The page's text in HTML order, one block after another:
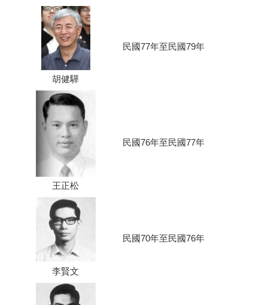
胡健驊
民國77年至民國79年
王正松
民國76年至民國77年
李賢文
民國70年至民國76年